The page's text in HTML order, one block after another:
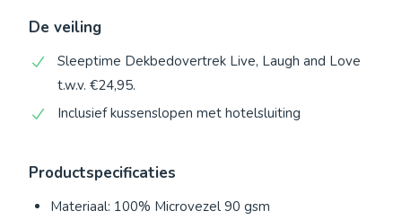
De veiling
Sleeptime Dekbedovertrek Live, Laugh and Love
t.w.v. €24,95.
Inclusief kussenslopen met hotelsluiting
Productspecificaties
Materiaal: 100% Microvezel 90 gsm